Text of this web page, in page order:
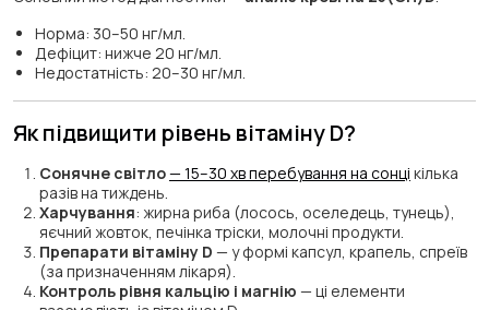
Норма: 30–50 нг/мл.
Дефіцит: нижче 20 нг/мл.
Недостатність: 20–30 нг/мл.
Як підвищити рівень вітаміну D?
Сонячне світло— 15–30 хв перебування на сонці кілька
разів на тиждень.
Харчування: жирна риба (лосось, оселедець, тунець),
яєчний жовток, печінка тріски, молочні продукти.
Препарати вітаміну D — у формі капсул, крапель, спреїв
(за призначенням лікаря).
Контроль рівня кальцію і магнію — ці елементи